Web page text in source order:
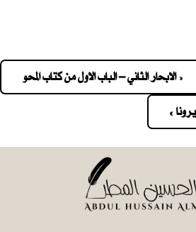
« الابحار الثاني – الباب الاول من كتاب المحو
»